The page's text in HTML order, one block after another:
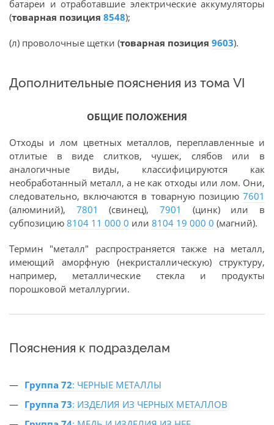
батареи и отработавшие электрические аккумуляторы
(товарная позиция 8548);
(л) проволочные щетки (товарная позиция 9603).
Дополнительные пояснения из тома VI
ОБЩИЕ ПОЛОЖЕНИЯ
Отходы и лом цветных металлов, переплавленные и
отлитые в виде слитков, чушек, слябов или в
аналогичные виды, классифицируются как
необработанный металл, а не как отходы или лом. Они,
следовательно, включаются в товарную позицию 7601
(алюминий), 7801 (свинец),7901
(цинк) или в
субпозицию 8104 11 000 0 или 8104 19 000 0 (магний).
Термин "металл" распространяется также на металл,
имеющий аморфную (некристаллическую) структуру,
например, металлические стекла и продукты
порошковой металлургии.
Пояснения к подразделам
Группа 72: ЧЕРНЫЕ МЕТАЛЛЫ
Группа 73: ИЗДЕЛИЯ ИЗ ЧЕРНЫХ МЕТАЛЛОВ